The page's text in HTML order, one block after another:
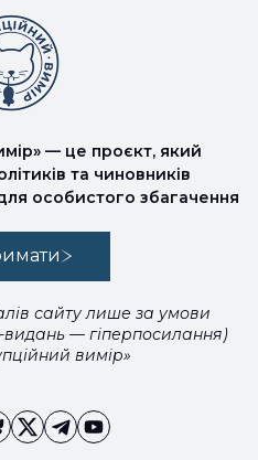
— це проєкт, який
та чиновників
особистого збагачення
сайту лише за умови
видань — гіперпосилання)
вимір»